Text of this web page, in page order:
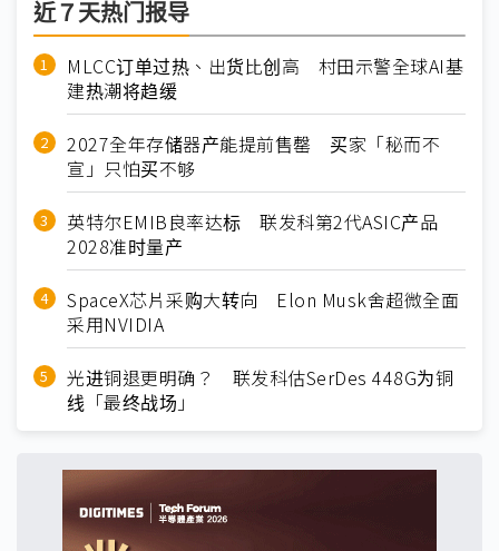
近７天热门报导
MLCC订单过热、出货比创高 村田示警全球AI基
建热潮将趋缓
2027全年存储器产能提前售罄 买家「秘而不
宣」只怕买不够
英特尔EMIB良率达标 联发科第2代ASIC产品
2028准时量产
SpaceX芯片采购大转向 Elon Musk舍超微全面
采用NVIDIA
光进铜退更明确？ 联发科估SerDes 448G为铜
线「最终战场」